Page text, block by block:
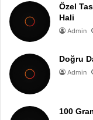
Özel
Hali
Admin
Doğru
Admin
100